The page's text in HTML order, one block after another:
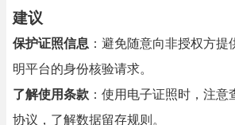
建议
保护证照信息 ：避免随意向非授权方
明平台的身份核验请求。
了解使用条款 ：使用电子证照时，注
协议，了解数据留存规则。